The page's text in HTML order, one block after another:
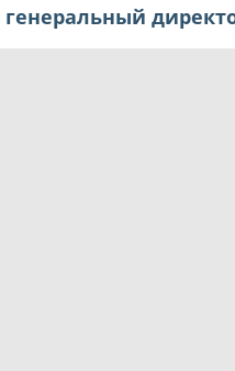
генеральный